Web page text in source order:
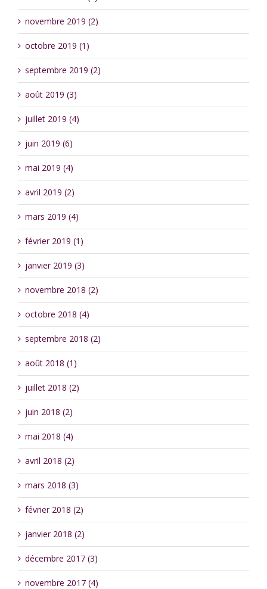
novembre 2019 (2)
octobre 2019 (1)
septembre 2019 (2)
août 2019 (3)
juillet 2019 (4)
juin 2019 (6)
mai 2019 (4)
avril 2019 (2)
mars 2019 (4)
février 2019 (1)
janvier 2019 (3)
novembre 2018 (2)
octobre 2018 (4)
septembre 2018 (2)
août 2018 (1)
juillet 2018 (2)
juin 2018 (2)
mai 2018 (4)
avril 2018 (2)
mars 2018 (3)
février 2018 (2)
janvier 2018 (2)
décembre 2017 (3)
novembre 2017 (4)